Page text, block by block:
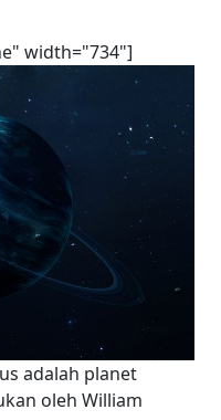
width="734"]
adalah planet
oleh William